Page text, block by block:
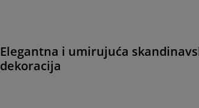
Elegantna i umirujuća
dekoracija